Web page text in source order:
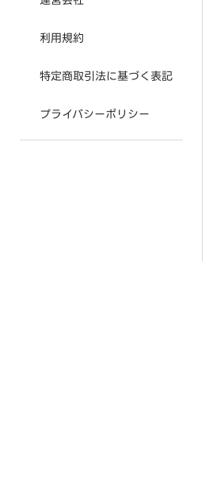
利用規約
特定商取引法に基づく表記
プライバシーポリシー